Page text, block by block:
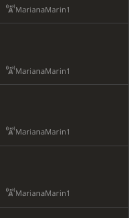
MarianaMarin1
MarianaMarin1
MarianaMarin1
MarianaMarin1